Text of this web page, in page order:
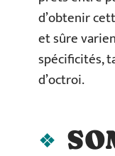
d’obtenir
et sûre
spécificités,
d’octroi.